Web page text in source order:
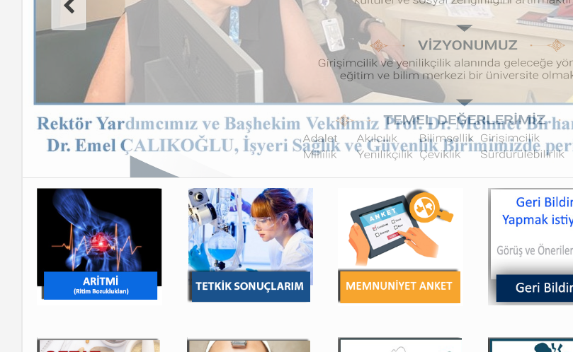
Hemşirelik Hizmetleri
Müdürlüğü
Tüm Birimleri Gör
Patoloji Laboratuvarı
İşyeri Sağlık ve Güvenlik Birimi
GETAT BİRİMİ
Tıbbi Estetik ve Kozmetoloji
İş ve Meslek Hastalıkları Birimi
Kardiyoloji Aritmi Merkezi
Uyku Bozuklukları ve Epilepsi
Merkezi
Klinik Araştırmalar
Koordinasyon Birimi
Enfeksiyon Hastalıkları
Fizik Tedavi ve Rehabilitasyon
Geriatri
İç Hastalıkları
Kadın Genital Sistem Kanserleri
Tarama Polikliniği
Nükleer Tıp
Üroloji
Tüm Bölümleri Listele
Sıkça Sorulan Sorular